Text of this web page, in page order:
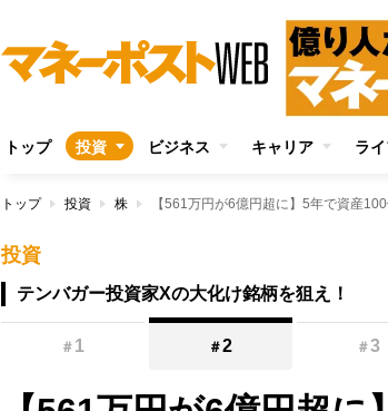
トップ 投資 ビジネス キャリア ラ
トップ 投資 株
投資
テンバガー投資家Xの大化け銘柄を狙え！
＃ 1 ＃2 ＃3